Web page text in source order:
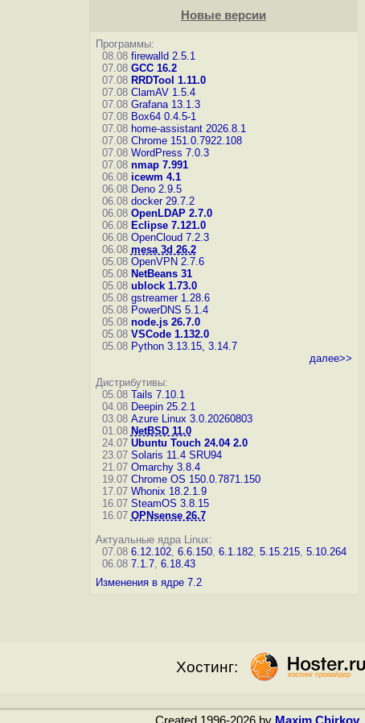
Новые версии
Программы:
08.08 firewalld 2.5.1
07.08 GCC 16.2
07.08 RRDTool 1.11.0
07.08 ClamAV 1.5.4
07.08 Grafana 13.1.3
07.08 Box64 0.4.5-1
07.08 home-assistant 2026.8.1
07.08 Chrome 151.0.7922.108
07.08 WordPress 7.0.3
07.08 nmap 7.991
06.08 icewm 4.1
06.08 Deno 2.9.5
06.08 docker 29.7.2
06.08 OpenLDAP 2.7.0
06.08 Eclipse 7.121.0
06.08 OpenCloud 7.2.3
06.08 mesa 3d 26.2
05.08 OpenVPN 2.7.6
05.08 NetBeans 31
05.08 ublock 1.73.0
05.08 gstreamer 1.28.6
05.08 PowerDNS 5.1.4
05.08 node.js 26.7.0
05.08 VSCode 1.132.0
05.08 Python 3.13.15, 3.14.7
далее>>
Дистрибутивы:
05.08 Tails 7.10.1
04.08 Deepin 25.2.1
03.08 Azure Linux 3.0.20260803
01.08 NetBSD 11.0
24.07 Ubuntu Touch 24.04 2.0
23.07 Solaris 11.4 SRU94
21.07 Omarchy 3.8.4
19.07 Chrome OS 150.0.7871.150
17.07 Whonix 18.2.1.9
16.07 SteamOS 3.8.15
16.07 OPNsense 26.7
Актуальные ядра Linux:
07.08 6.12.102, 6.6.150, 6.1.182, 5.15.215, 5.10.264
06.08 7.1.7, 6.18.43
Изменения в ядре 7.2
Хостинг: